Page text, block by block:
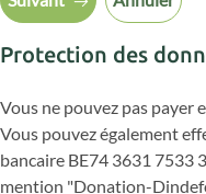
Protection des
Vous ne pouvez pas payer
Vous pouvez également
bancaire BE74 3631 7533
mention "Donation-